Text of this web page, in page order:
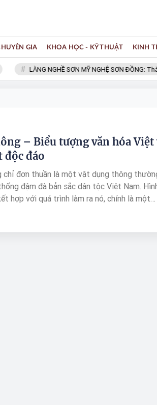
LÀNG NGHỀ SƠN MỸ NGHỆ SƠN ĐỒNG:
GIA KHOA HỌC - KỸ THUẬT KINH
– Biểu tượng văn hóa Việt
độc đáo
chỉ đơn thuần là một vật dụng thông
đậm đà bản sắc dân tộc Việt Nam.
hợp với quá trình làm ra nó, chính là một
lòng đam mê và tâm huyết của những